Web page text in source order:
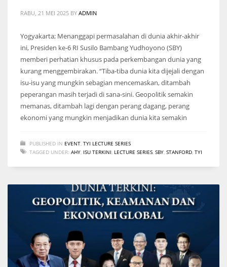
RABU, 21 MEI 2025 BY ADMIN
Yogyakarta; Menanggapi permasalahan di dunia akhir-akhir
ini, Presiden ke-6 RI Susilo Bambang Yudhoyono (SBY)
memberi perhatian khusus pada perkembangan dunia yang
kurang menggembirakan. “Tiba-tiba dunia kita dijejali dengan
isu-isu yang mungkin sebagian mencemaskan, ditambah
peperangan masih terjadi di sana-sini. Geopolitik semakin
memanas, ditambah lagi dengan perang dagang, perang
ekonomi yang mungkin menjadikan dunia kita semakin
PUBLISHED IN EVENT TYI LECTURE SERIES
TAGGED UNDER: AHY ISU TERKINI LECTURE SERIES SBY STANFORD TYI